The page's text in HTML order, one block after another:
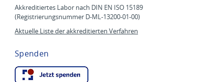
Akkreditiertes Labor nach DIN EN ISO 15189
(Registrierungsnummer D-ML-13200-01-00)
Aktuelle Liste der akkreditierten Verfahren
Spenden